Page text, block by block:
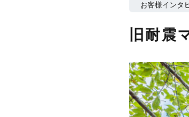
お客様インタ
旧耐震